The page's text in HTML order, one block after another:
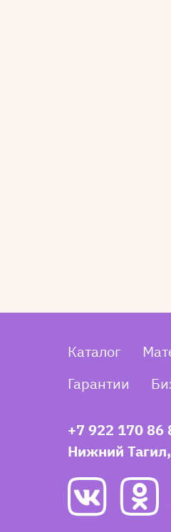
Каталог
Гарантии
+7 922 170 86
Нижний